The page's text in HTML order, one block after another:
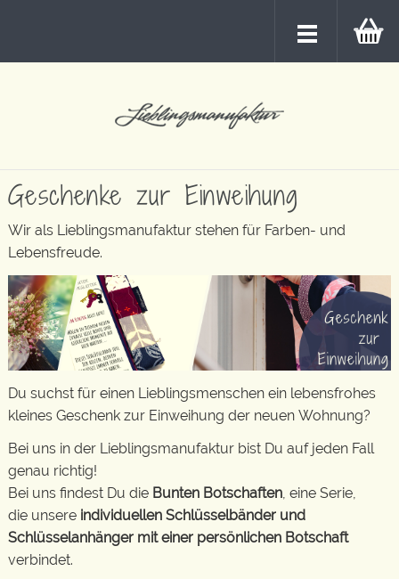
Geschenke zur Einweihung
Wir als Lieblingsmanufaktur stehen für Farben- und
Lebensfreude.
Du suchst für einen Lieblingsmenschen ein lebensfrohes
kleines Geschenk zur Einweihung der neuen Wohnung?
Bei uns in der Lieblingsmanufaktur bist Du auf jeden Fall
genau richtig!
Bei uns findest Du die Bunten Botschaften, eine Serie,
die unsere individuellen Schlüsselbänder und
Schlüsselanhänger mit einer persönlichen Botschaft
verbindet.